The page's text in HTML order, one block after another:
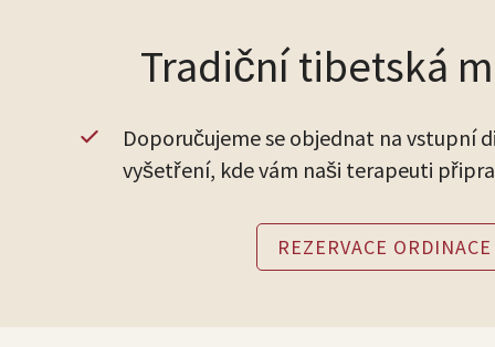
Tradiční tibetská
Doporučujeme se objednat na vstupní
vyšetření, kde vám naši terapeuti
REZERVACE ORDINACE